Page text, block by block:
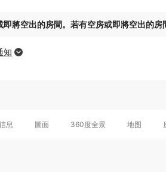
即將空出的房間。若有空房或即將空出的房
知
息 圖面 360度全景 地图